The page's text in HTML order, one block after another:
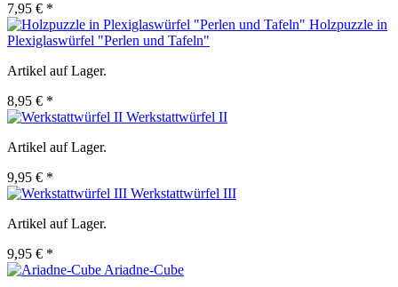
7,95 € *
Holzpuzzle in
Plexiglaswürfel "Perlen und Tafeln"
Artikel auf Lager.
8,95 € *
Werkstattwürfel II
Artikel auf Lager.
9,95 € *
Werkstattwürfel III
Artikel auf Lager.
9,95 € *
Ariadne-Cube